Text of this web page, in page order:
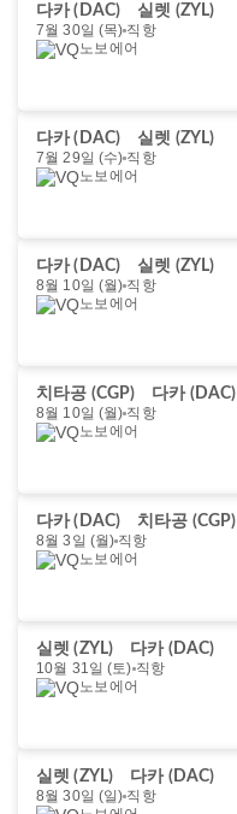
다카 (DAC)
실렛 (ZYL)
7월 30일 (목) 직항
노보에어
다카 (DAC)
실렛 (ZYL)
7월 29일 (수) 직항
노보에어
다카 (DAC)
실렛 (ZYL)
8월 10일 (월) 직항
노보에어
치타공 (CGP)
다카 (DAC)
8월 10일 (월) 직항
노보에어
다카 (DAC)
치타공 (CGP)
8월 3일 (월) 직항
노보에어
실렛 (ZYL)
다카 (DAC)
10월 31일 (토) 직항
노보에어
실렛 (ZYL)
다카 (DAC)
8월 30일 (일) 직항